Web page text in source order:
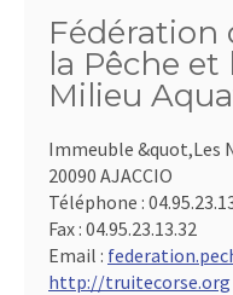
Fédération
la Pêche
Milieu
Immeuble &quot,Les
20090 AJACCIO
Téléphone :
Fax : 04.95.23.13.32
Email :
http://truitecorse.org